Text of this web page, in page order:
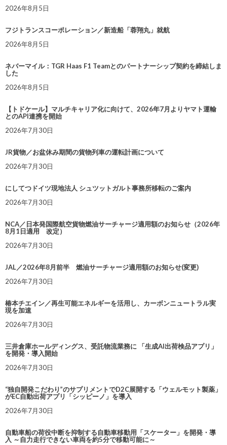
2026年8月5日
フジトランスコーポレーション／新造船「蓉翔丸」就航
2026年8月5日
ネバーマイル：TGR Haas F1 Teamとのパートナーシップ契約を締結しま
した
2026年8月5日
【トドケール】マルチキャリア化に向けて、2026年7月よりヤマト運輸
とのAPI連携を開始
2026年7月30日
JR貨物／お盆休み期間の貨物列車の運転計画について
2026年7月30日
にしてつドイツ現地法人 シュツットガルト事務所移転のご案内
2026年7月30日
NCA／日本発国際航空貨物燃油サーチャージ適用額のお知らせ（2026年
8月1日適用 改定）
2026年7月30日
JAL／2026年8月前半 燃油サーチャージ適用額のお知らせ(変更)
2026年7月30日
椿本チエイン／再生可能エネルギーを活用し、カーボンニュートラル実
現を加速
2026年7月30日
三井倉庫ホールディングス、受託物流業務に 「生成AI出荷検品アプリ」
を開発・導入開始
2026年7月30日
“独自開発こだわり”のサプリメントでD2C展開する「ウェルモット製薬」
がEC自動出荷アプリ「シッピーノ」を導入
2026年7月30日
自動車船の荷役中断を抑制する自動車移動用「スケーター」を開発・導
入 ～自力走行できない車両を約5分で移動可能に～